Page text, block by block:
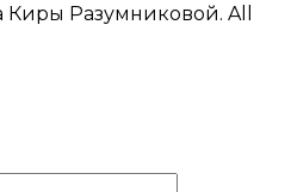
Разумниковой. All